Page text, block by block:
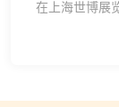
在上海世博展
促进会细胞